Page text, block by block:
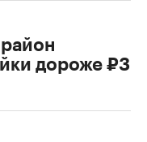
дороже ₽3